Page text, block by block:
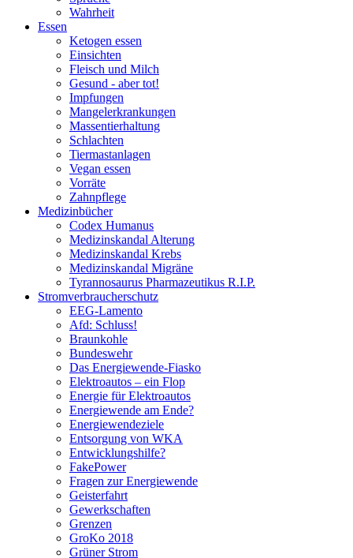
Wahrheit
Essen
Ketogen essen
Einsichten
Fleisch und Milch
Gesund - aber tot!
Impfungen
Mangelerkrankungen
Massentierhaltung
Schlachten
Tiermastanlagen
Vegan essen
Vorräte
Zahnpflege
Medizinbücher
Codex Humanus
Medizinskandal Alterung
Medizinskandal Krebs
Medizinskandal Migräne
Tyrannosaurus Pharmazeutikus R.I.P.
Stromverbraucherschutz
EEG-Lamento
Afd: Schluss!
Braunkohle
Bundeswehr
Das Energiewende-Fiasko
Elektroautos – ein Flop
Energie für Elektroautos
Energiewende am Ende?
Energiewendeziele
Entsorgung von WKA
Entwicklungshilfe?
FakePower
Fragen zur Energiewende
Geisterfahrt
Gewerkschaften
Grenzen
GroKo 2018
Grüner Strom